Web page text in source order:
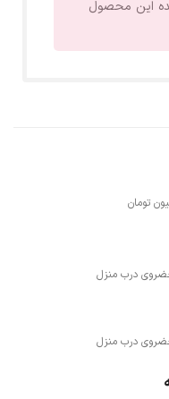
این محصول
درب منزل
درب منزل